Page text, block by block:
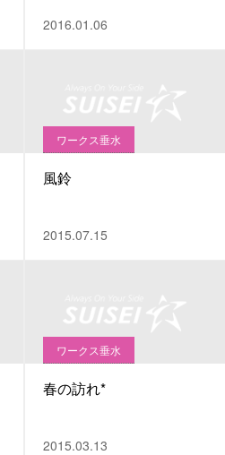
2016.01.06
ワークス垂水
風鈴
2015.07.15
ワークス垂水
春の訪れ*
2015.03.13